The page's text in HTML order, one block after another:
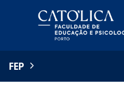
FEP